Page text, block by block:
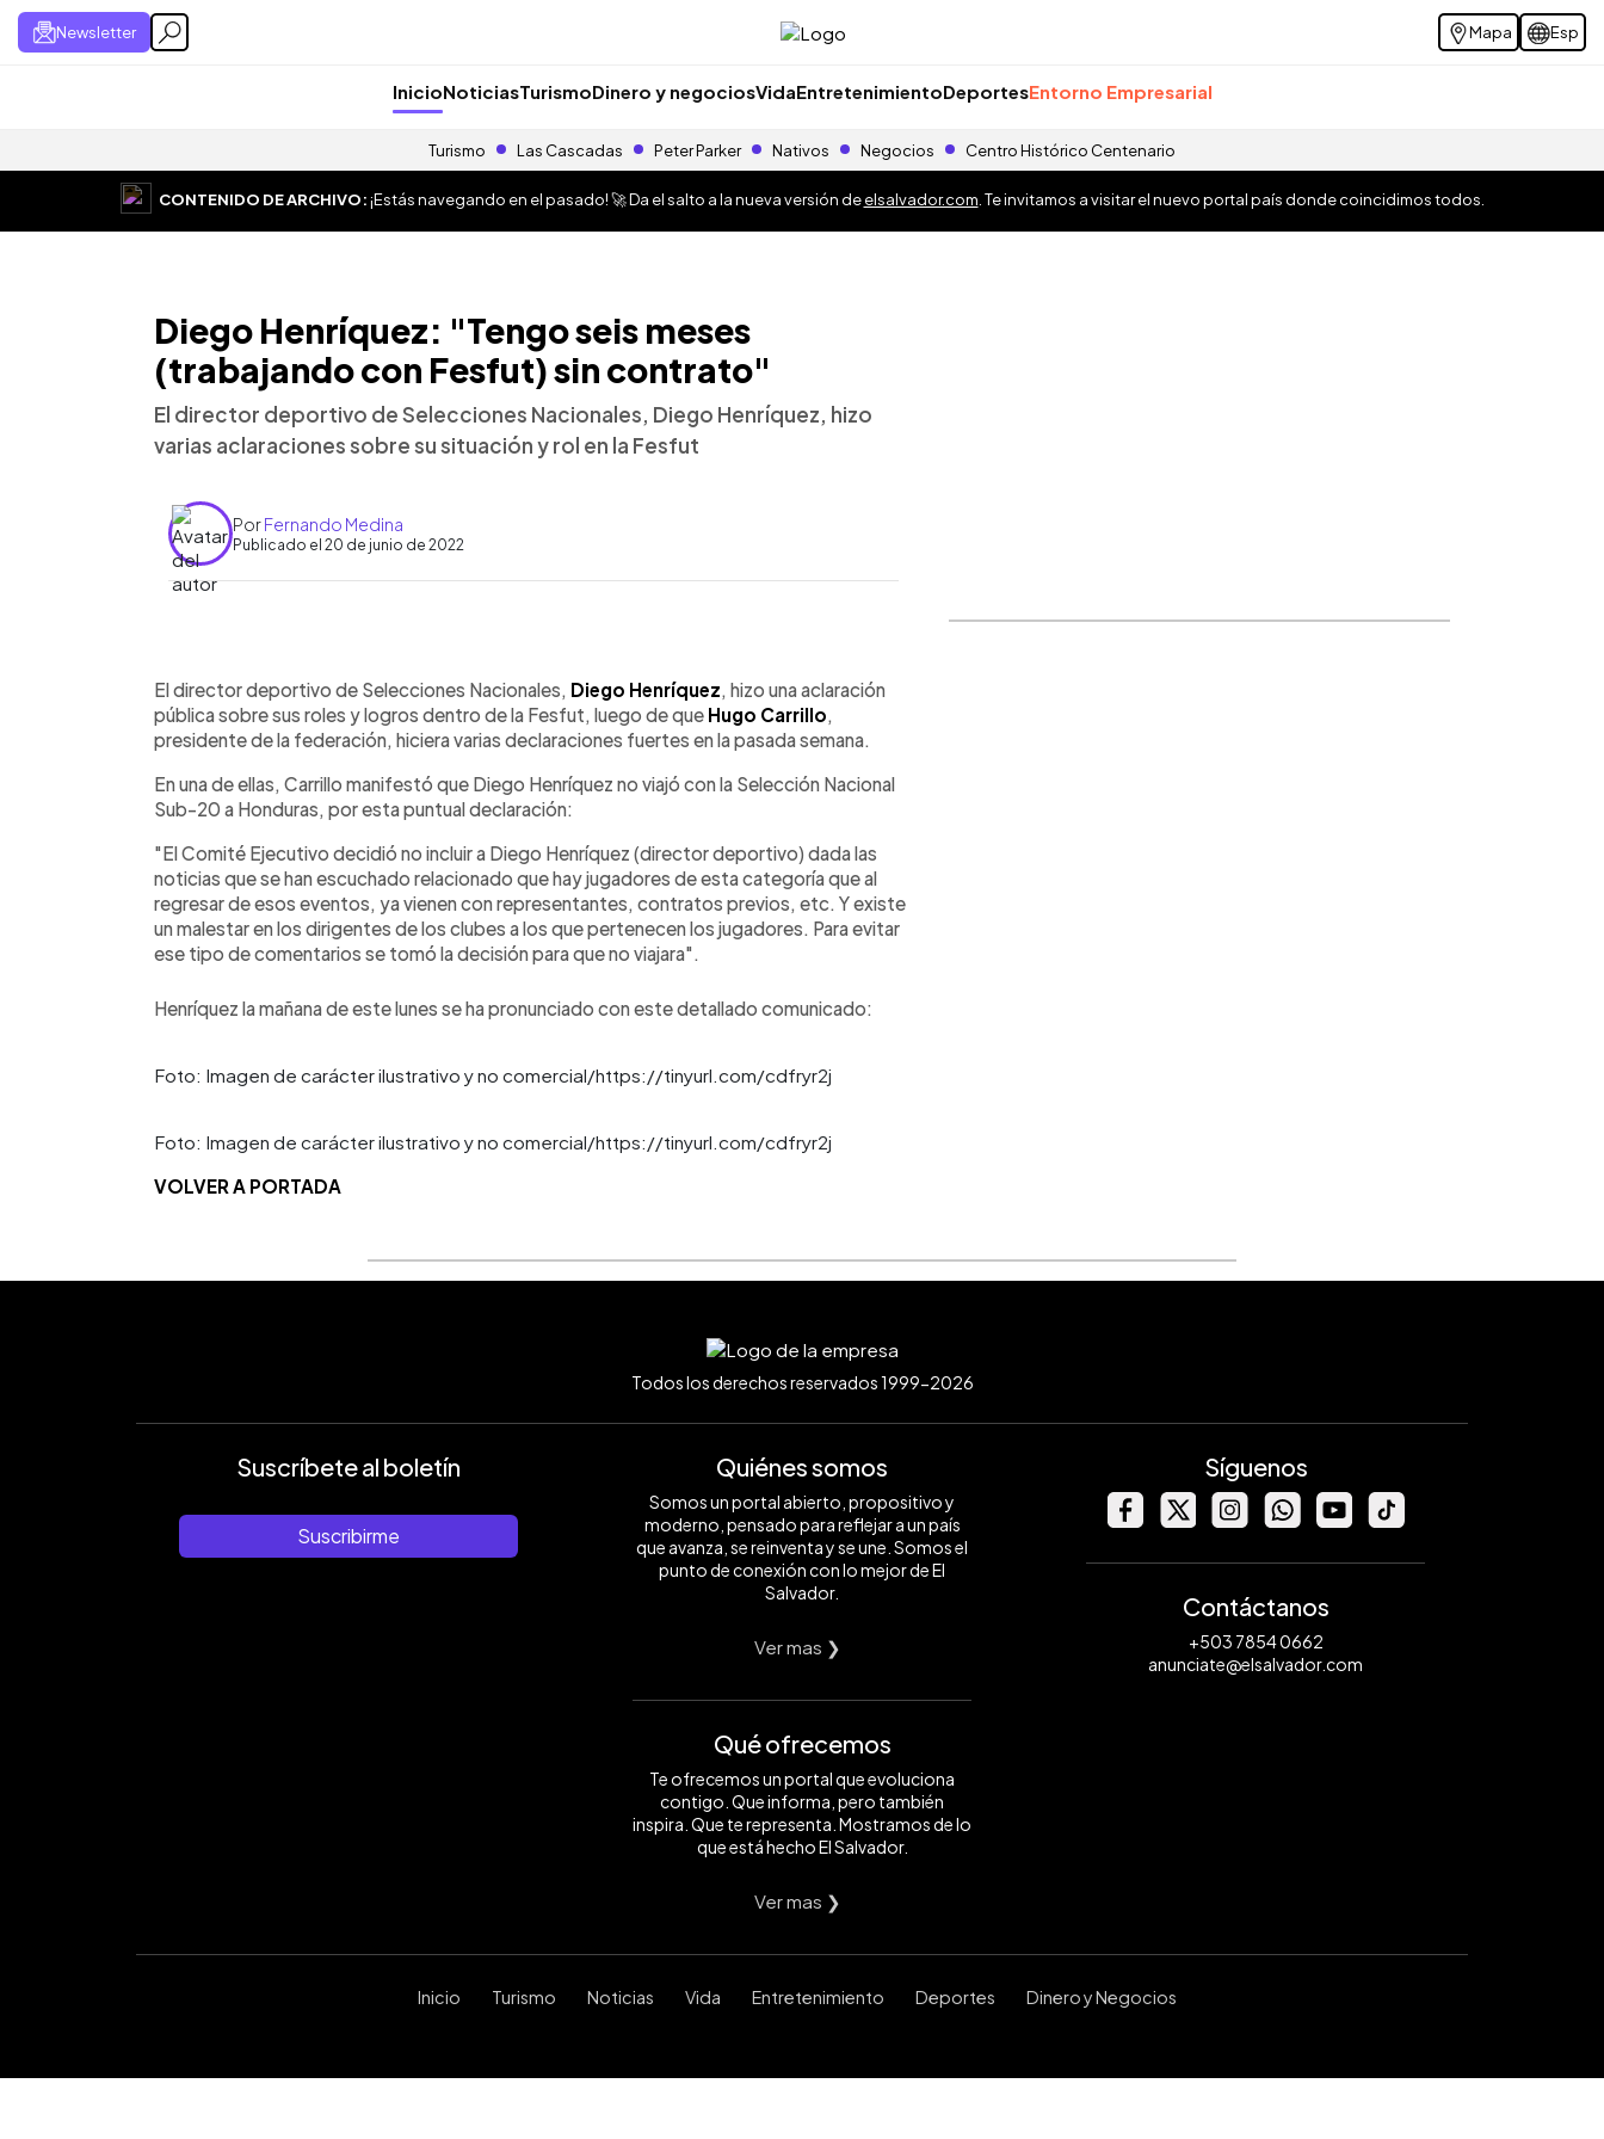
Newsletter Mapa Esp
InicioNoticiasTurismoDinero y negociosVidaEntretenimientoDeportesEntorno Empresarial
Turismo Las Cascadas Peter Parker Nativos Negocios Centro Histórico Centenario
CONTENIDO DE ARCHIVO:¡Estás navegando en el pasado! 🚀 Da el salto a la nueva versión deelsalvador.com . Te invitamos a visitar el nuevo portal país donde coincidimos todos.
Diego Henríquez: "Tengo seis meses
(trabajando con Fesfut) sin contrato"
El director deportivo de Selecciones Nacionales, Diego Henríquez, hizo
varias aclaraciones sobre su situación y rol en la Fesfut
PorFernando Medina
Publicado el 20 de junio de 2022
Escuchar artículo
El director deportivo de Selecciones Nacionales, Diego Henríquez, hizo una aclaración
pública sobre sus roles y logros dentro de la Fesfut, luego de que Hugo Carrillo,
presidente de la federación, hiciera varias declaraciones fuertes en la pasada semana.
En una de ellas, Carrillo manifestó que Diego Henríquez no viajó con la Selección Nacional
Sub-20 a Honduras, por esta puntual declaración:
"El Comité Ejecutivo decidió no incluir a Diego Henríquez (director deportivo) dada las
noticias que se han escuchado relacionado que hay jugadores de esta categoría que al
regresar de esos eventos, ya vienen con representantes, contratos previos, etc. Y existe
un malestar en los dirigentes de los clubes a los que pertenecen los jugadores. Para evitar
ese tipo de comentarios se tomó la decisión para que no viajara".
Henríquez la mañana de este lunes se ha pronunciado con este detallado comunicado:
Foto: Imagen de carácter ilustrativo y no comercial/https://tinyurl.com/cdfryr2j
Foto: Imagen de carácter ilustrativo y no comercial/https://tinyurl.com/cdfryr2j
VOLVER A PORTADA
Todos los derechos reservados 1999-2026
Suscríbete al boletín
Suscribirme
Quiénes somos
Somos un portal abierto, propositivo y
moderno, pensado para reflejar a un país
que avanza, se reinventa y se une. Somos el
punto de conexión con lo mejor de El
Salvador.
Ver mas ❯
Qué ofrecemos
Te ofrecemos un portal que evoluciona
contigo. Que informa, pero también
inspira. Que te representa. Mostramos de lo
que está hecho El Salvador.
Ver mas ❯
Síguenos
Contáctanos
+503 7854 0662
anunciate@elsalvador.com
Inicio Turismo Noticias Vida Entretenimiento Deportes Dinero y Negocios